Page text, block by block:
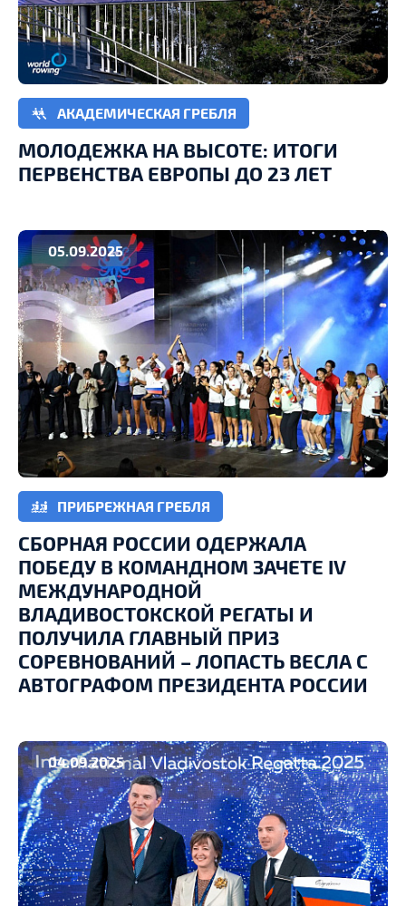
АКАДЕМИЧЕСКАЯ ГРЕБЛЯ
МОЛОДЕЖКА НА ВЫСОТЕ: ИТОГИ
ПЕРВЕНСТВА ЕВРОПЫ ДО 23 ЛЕТ
05.09.2025
ПРИБРЕЖНАЯ ГРЕБЛЯ
СБОРНАЯ РОССИИ ОДЕРЖАЛА
ПОБЕДУ В КОМАНДНОМ ЗАЧЕТЕ IV
МЕЖДУНАРОДНОЙ
ВЛАДИВОСТОКСКОЙ РЕГАТЫ И
ПОЛУЧИЛА ГЛАВНЫЙ ПРИЗ
СОРЕВНОВАНИЙ – ЛОПАСТЬ ВЕСЛА С
АВТОГРАФОМ ПРЕЗИДЕНТА РОССИИ
04.09.2025